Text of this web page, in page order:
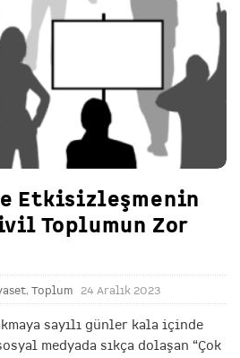
Etkisizleşmenin
Toplumun Zor
, Toplum 24 Aralık 2023
sayılı günler kala içinde
medyada sıkça dolaşan “Çok